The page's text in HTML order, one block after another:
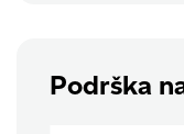
Podrška